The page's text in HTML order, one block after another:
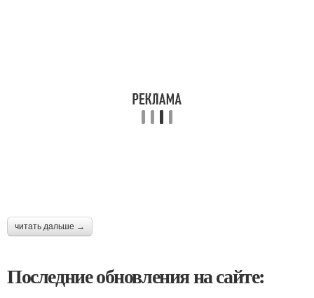
читать дальше →
Последние обновления на сайте: